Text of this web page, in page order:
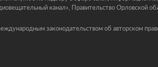
канал», Правительство Орловской
законодательством об авторском